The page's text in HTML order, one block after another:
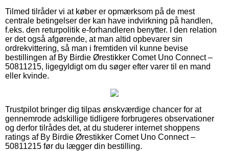
Tilmed tilråder vi at køber er opmærksom på de mest
centrale betingelser der kan have indvirkning på handlen,
f.eks. den returpolitik e-forhandleren benytter. I den relation
er det også afgørende, at man altid opbevarer sin
ordrekvittering, så man i fremtiden vil kunne bevise
bestillingen af By Birdie Ørestikker Comet Uno Connect –
50811215, ligegyldigt om du søger efter varer til en mand
eller kvinde.
Trustpilot bringer dig tilpas ønskværdige chancer for at
gennemrode adskillige tidligere forbrugeres observationer
og derfor tilrådes det, at du studerer internet shoppens
ratings af By Birdie Ørestikker Comet Uno Connect –
50811215 før du lægger din bestilling.